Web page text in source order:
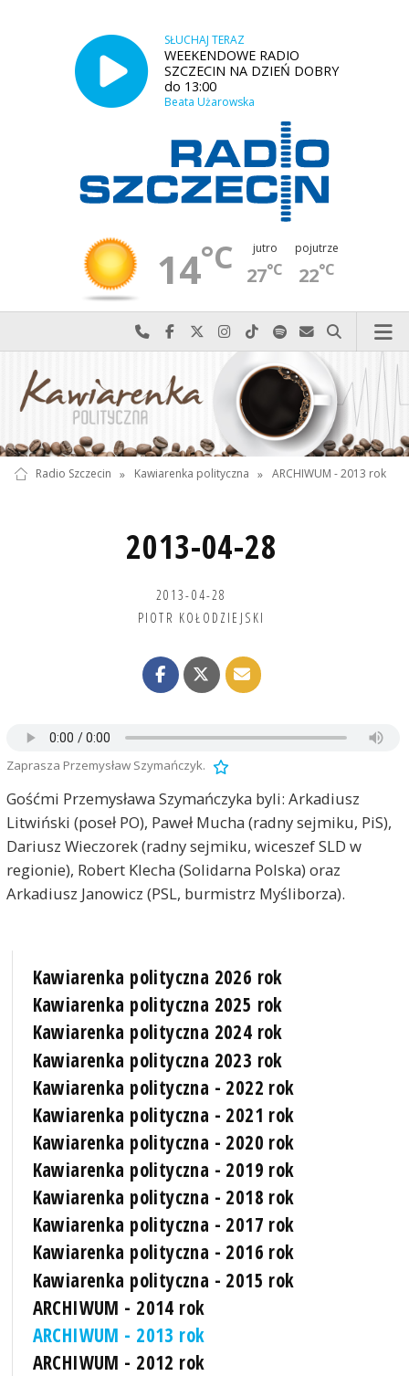
SŁUCHAJ TERAZ
WEEKENDOWE RADIO
SZCZECIN NA DZIEŃ DOBRY
do 13:00
Beata Użarowska
14°C jutro
27°C
pojutrze
22°C
Najlepiej po prostu do nas zadzwoń
Odwiedź nas na Facebook-u
Odwiedź nas na X
Odwiedź nas na Instagram-ie
Odwiedź nas na TikTok-u
Szukaj nas na Spotify
Wyślij do nas
Szukaj
Radio Szczecin » Kawiarenka polityczna » ARCHIWUM - 2013 rok
2013-04-28
2013-04-28
PIOTR KOŁODZIEJSKI
Zaprasza Przemysław Szymańczyk.
Gośćmi Przemysława Szymańczyka byli: Arkadiusz
Litwiński (poseł PO), Paweł Mucha (radny sejmiku, PiS),
Dariusz Wieczorek (radny sejmiku, wiceszef SLD w
regionie), Robert Klecha (Solidarna Polska) oraz
Arkadiusz Janowicz (PSL, burmistrz Myśliborza).
Kawiarenka polityczna 2026 rok
Kawiarenka polityczna 2025 rok
Kawiarenka polityczna 2024 rok
Kawiarenka polityczna 2023 rok
Kawiarenka polityczna - 2022 rok
Kawiarenka polityczna - 2021 rok
Kawiarenka polityczna - 2020 rok
Kawiarenka polityczna - 2019 rok
Kawiarenka polityczna - 2018 rok
Kawiarenka polityczna - 2017 rok
Kawiarenka polityczna - 2016 rok
Kawiarenka polityczna - 2015 rok
ARCHIWUM - 2014 rok
ARCHIWUM - 2013 rok
ARCHIWUM - 2012 rok